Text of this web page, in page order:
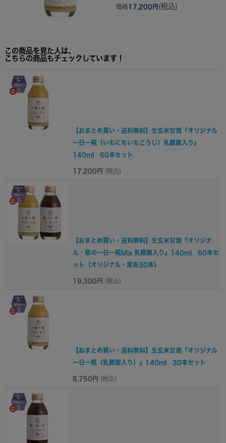
価格17,200円 (税込)
この商品を見た人は、
こちらの商品もチェックしています！
【おまとめ買い・送料無料】生玄米甘酒『オリジナル
一日一糀（いちにちいちこうじ）乳酸菌入り』
140ml 60本セット
17,200円 (税込)
【おまとめ買い・送料無料】生玄米甘酒『オリジナ
ル・紫の一日一糀Mix 乳酸菌入り』140ml 60本セ
ット（オリジナル・紫各30本）
19,300円 (税込)
【おまとめ買い・送料無料】生玄米甘酒『オリジナル
一日一糀（乳酸菌入り）』140ml 30本セット
8,750円 (税込)